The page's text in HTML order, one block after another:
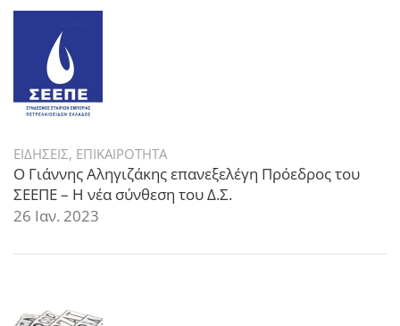
ΕΙΔΗΣΕΙΣ, ΕΠΙΚΑΙΡΟΤΗΤΑ
Ο Γιάννης Αληγιζάκης επανεξελέγη Πρόεδρος του
ΣΕΕΠΕ – Η νέα σύνθεση του Δ.Σ.
26 Ιαν. 2023